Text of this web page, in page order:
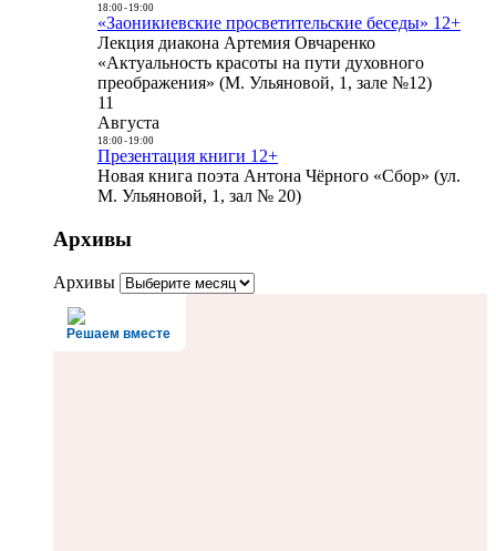
18:00- 19:00
«Заоникиевские просветительские беседы» 12+
Лекция диакона Артемия Овчаренко
«Актуальность красоты на пути духовного
преображения» (М. Ульяновой, 1, зале №12)
11
Августа
18:00- 19:00
Презентация книги 12+
Новая книга поэта Антона Чёрного «Сбор» (ул.
М. Ульяновой, 1, зал № 20)
Архивы
Архивы
Решаем вместе